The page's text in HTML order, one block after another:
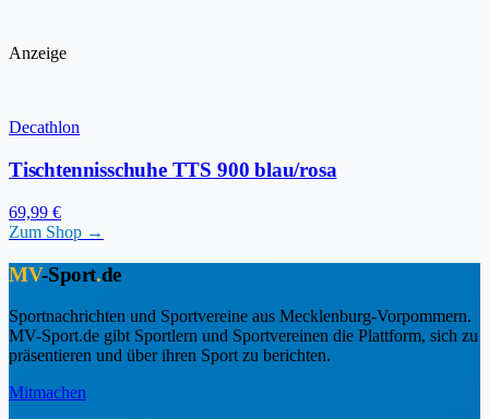
Anzeige
Decathlon
Tischtennisschuhe TTS 900 blau/rosa
69,99 €
Zum Shop →
MV-Sport.de
Sportnachrichten und Sportvereine aus Mecklenburg-Vorpommern.
MV-Sport.de gibt Sportlern und Sportvereinen die Plattform, sich zu
präsentieren und über ihren Sport zu berichten.
Mitmachen